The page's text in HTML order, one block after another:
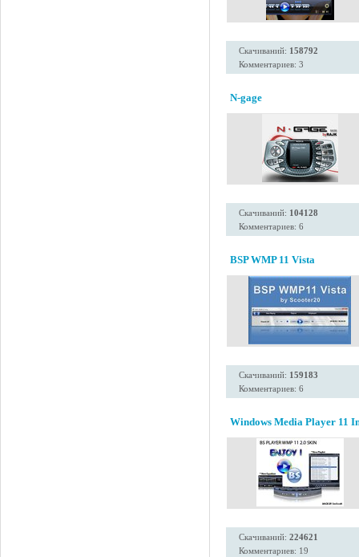
Скачиваний: 158792
Комментариев: 3
N-gage
Скачиваний: 104128
Комментариев: 6
BSP WMP 11 Vista
Скачиваний: 159183
Комментариев: 6
Windows Media Player 11
Скачиваний: 224621
Комментариев: 19